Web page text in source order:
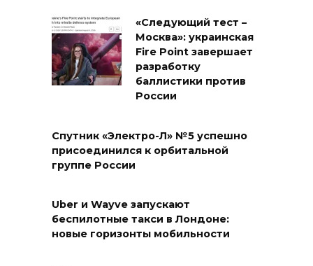
«Следующий тест –
Москва»: украинская
Fire Point завершает
разработку
баллистики против
России
Спутник «Электро-Л» №5 успешно
присоединился к орбитальной
группе России
Uber и Wayve запускают
беспилотные такси в Лондоне:
новые горизонты мобильности